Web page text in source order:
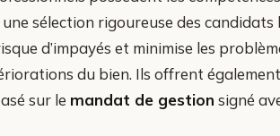
sélection rigoureuse des candidats
d’impayés et minimise les
du bien. Ils offrent
sur le mandat de gestion signé